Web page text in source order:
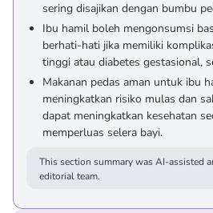
sering disajikan dengan bumbu
Ibu hamil boleh mengonsumsi
berhati-hati jika memiliki
tinggi atau diabetes gestasional,
Makanan pedas aman untuk ibu
meningkatkan risiko mulas dan
dapat meningkatkan kesehatan
memperluas selera bayi.
This section summary was AI-assisted
editorial team.